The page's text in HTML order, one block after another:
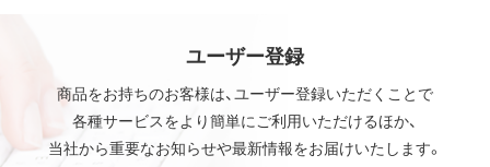
ユーザー登録
商品をお持ちのお客様は、ユーザー登録いただくことで
各種サービスをより簡単にご利用いただけるほか、
当社から重要なお知らせや最新情報をお届けいたします。